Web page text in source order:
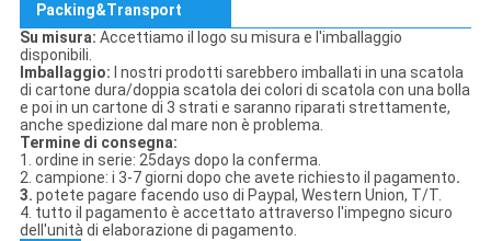
Packing&Transport
Su misura: Accettiamo il logo su misura e l'imballaggio
disponibili.
Imballaggio: I nostri prodotti sarebbero imballati in una scatola
di cartone dura/doppia scatola dei colori di scatola con una bolla
e poi in un cartone di 3 strati e saranno riparati strettamente,
anche spedizione dal mare non è problema.
Termine di consegna:
1. ordine in serie: 25days dopo la conferma.
2. campione: i 3-7 giorni dopo che avete richiesto il pagamento.
3. potete pagare facendo uso di Paypal, Western Union, T/T.
4. tutto il pagamento è accettato attraverso l'impegno sicuro
dell'unità di elaborazione di pagamento.